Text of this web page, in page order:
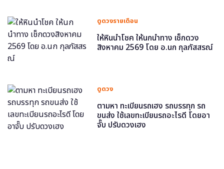
ดูดวงรายเดือน
ให้หินนำโชค ให้นกนำทาง เช็กดวง
สิงหาคม 2569 โดย อ.นก กุลภัสสรณ์
ดูดวง
ตามหา ทะเบียนรถเฮง รถบรรทุก รถ
ขนส่ง ใช้เลขทะเบียนรถอะไรดี โดยอา
จั๊บ ปรับดวงเฮง